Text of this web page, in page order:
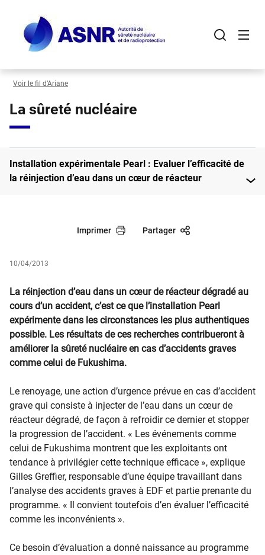
contenu
principal
Voir le fil d’Ariane
La sûreté nucléaire
Installation expérimentale Pearl : Evaluer l’efficacité de
la réinjection d’eau dans un cœur de réacteur
Imprimer Partager
10/04/2013
La réinjection d’eau dans un cœur de réacteur dégradé au
cours d’un accident, c’est ce que l’installation Pearl
expérimente dans les circonstances les plus authentiques
possible. Les résultats de ces recherches contribueront à
améliorer la sûreté nucléaire en cas d’accidents graves
comme celui de Fukushima.
Le renoyage, une action d’urgence prévue en cas d’accident
grave qui consiste à injecter de l’eau dans un cœur de
réacteur dégradé, de façon à refroidir ce dernier et stopper
la progression de l’accident. « Les événements comme
celui de Fukushima montrent que les exploitants ont
tendance à privilégier cette technique efficace », explique
Gilles Greffier, responsable d’une équipe travaillant dans
l’analyse des accidents graves à EDF et partie prenante du
programme. « Il convient toutefois d’en évaluer l’efficacité
comme les inconvénients ».
Ce besoin d’évaluation a donné naissance au programme